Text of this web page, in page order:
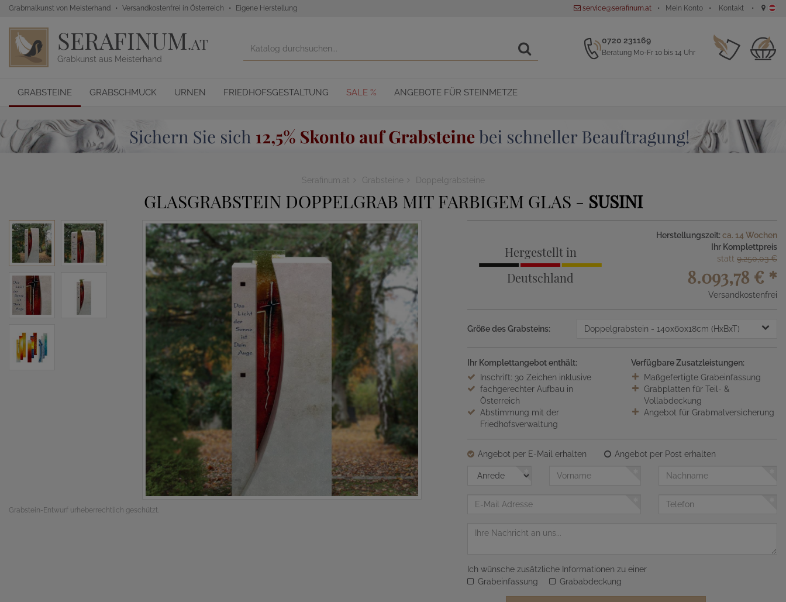
Grabmalkunst von Meisterhand Versandkostenfrei in Österreich Eigene Herstellung service@serafinum.at Mein Konto Kontakt
SERAFINUM.AT
Grabkunst aus Meisterhand
0720 231169
Beratung Mo-Fr 10 bis 14 Uhr
GRABSTEINE GRABSCHMUCK URNEN FRIEDHOFSGESTALTUNG SALE % ANGEBOTE FÜR STEINMETZE
Serafinum.at Grabsteine Doppelgrabsteine
GLASGRABSTEIN DOPPELGRAB MIT FARBIGEM GLAS - SUSINI
Grabstein-Entwurf urheberrechtlich geschützt.
Hergestellt in
Deutschland
Herstellungszeit: ca. 14 Wochen
Ihr Komplettpreis
statt 9.250,03 €
8.093,78 € *
Versandkostenfrei
Größe des Grabsteins: Doppelgrabstein - 140x60x18cm (HxBxT)
Ihr Komplettangebot enthält:
Inschrift: 30 Zeichen inklusive
fachgerechter Aufbau in
Österreich
Abstimmung mit der
Friedhofsverwaltung
Verfügbare Zusatzleistungen:
Maßgefertigte Grabeinfassung
Grabplatten für Teil- &
Vollabdeckung
Angebot für Grabmalversicherung
Angebot per E-Mail erhalten
Angebot per Post erhalten
Anrede
Vorname Nachname
Telefon
Nachricht
Ich wünsche zusätzliche Informationen zu einer
Grabeinfassung
Grababdeckung